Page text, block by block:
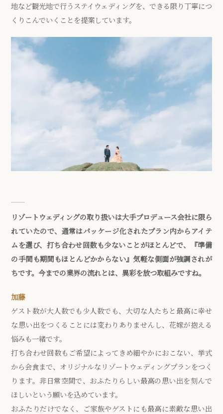
地など観光地で行うステイウェディングを、できる限り丁寧につ
くりこんでいくことを提案しています。
リゾートウェディングの取り扱いは大手プロデュース会社に限ら
れていたので、通常はパッケージ化されたプラン内からアイテ
ムを選び、打ち合わせ回数も少ないことがほとんどで、『準備
の手間も期間もほとんどかからない』気軽な側面が強調されが
ちです。今までの業界の流れとは、異彩を放つ取組みですね。
加藤
ゲスト数が大人数でも少人数でも、大切な人たちと最高に幸せ
な思い出をつくることには変わりありませんし、花嫁が抱える
悩みも一緒です。
打ち合わせ回数もご希望によってきめ細やかにおこない、挙式
から会食まで、オリジナルなリゾートウェディングプランをつく
ります。非日常空間で、おふたりらしい最高の思い出を刻んで
ほしいという願いを込めています。
おふたりだけでなく、ご家族やゲストにも最高に素敵な思い出